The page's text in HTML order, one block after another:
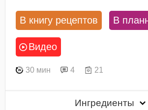
В книгу рецептов В
Видео
30 мин 4 21
Ингредиенты